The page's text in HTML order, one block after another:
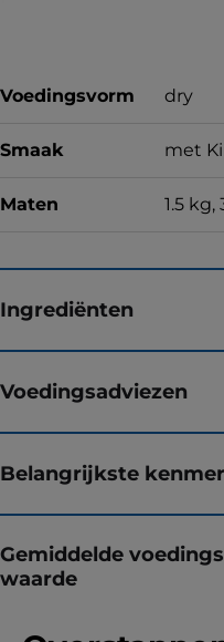
Voedingsvorm dry
Smaak met
Maten 1.5 kg,
Ingrediënten
Voedingsadviezen
Belangrijkste
Gemiddelde
waarde